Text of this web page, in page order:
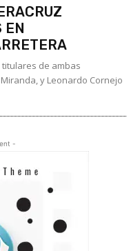
EN
de ambas
y Leonardo Cornejo
-